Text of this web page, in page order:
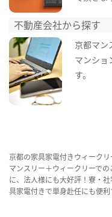
不動産会社から探す
京都マン
マンショ
す。
京都の家具家電付きウィーク
マンスリー＋ウィークリーで
に、法人様にも大好評！寮・
具家電付きで単身赴任にも便利